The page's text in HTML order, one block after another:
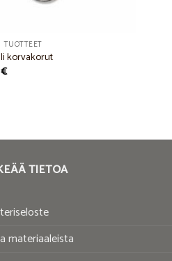
korvakorut
€
TIETOA
materiaaleista